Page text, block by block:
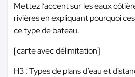
Mettez l’accent sur les eaux
rivières en expliquant pourquoi
ce type de bateau.
​[carte avec délimitation]
H3 : Types de plans d’eau et